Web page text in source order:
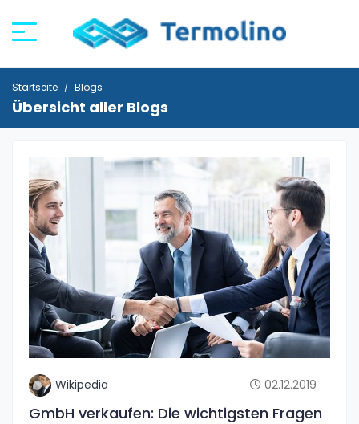
Startseite Blogs
Übersicht aller Blogs
Wikipedia 02.12.2019
GmbH verkaufen: Die wichtigsten Fragen